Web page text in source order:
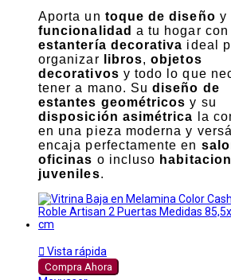
Aporta un toque de diseño y
funcionalidad a tu hogar con
estantería decorativa ideal
organizar
libros,objetos
decorativos y todo lo que
tener a mano. Sudiseño de
estantes geométricos y su
disposición asimétrica la
en una pieza moderna y
encaja perfectamente en
oficinas o incluso
juveniles.
 Vista rápida
Compra Ahora